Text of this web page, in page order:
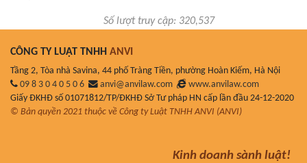
Số lượt truy cập: 320,537
CÔNG TY LUẬT TNHH ANVI
Tầng 2, Tòa nhà Savina, 44 phố Tràng Tiền, phường Hoàn Kiếm, Hà Nội
09 8 3 0 4 0 5 0 6
anvi@anvilaw.com
www.anvilaw.com
Giấy ĐKHĐ số 01071812/TP/ĐKHĐ Sở Tư pháp HN cấp lần đầu 24-12-2020
© Bản quyền 2021 thuộc về Công ty Luật TNHH ANVI (ANVI)
Kinh doanh sành luật!